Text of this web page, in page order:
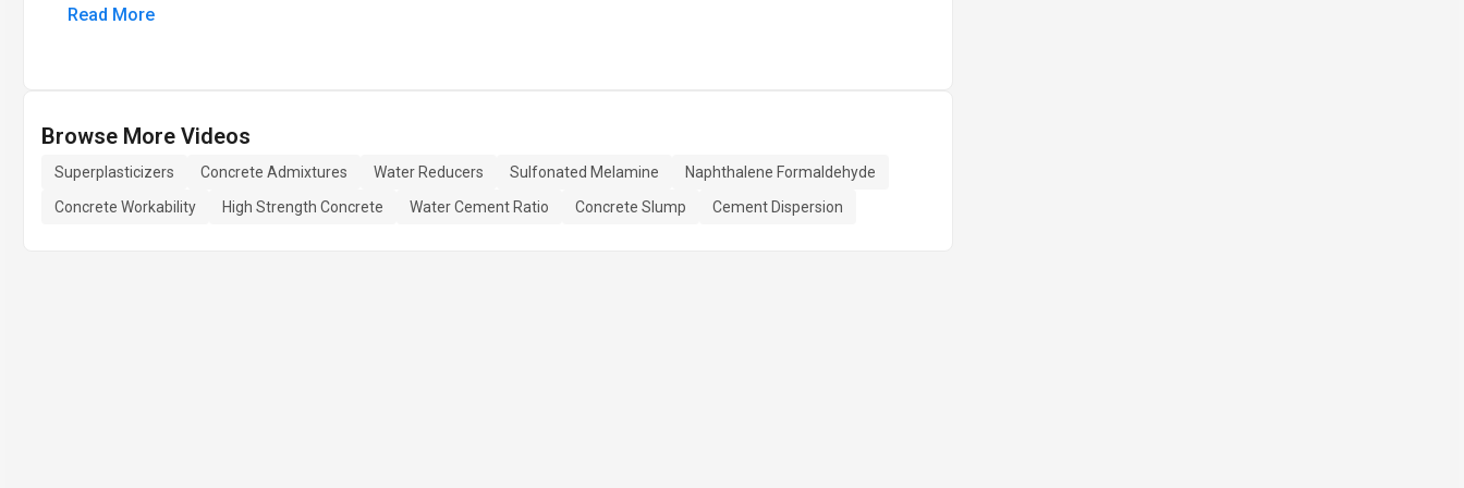
Read More
Browse More Videos
Superplasticizers Concrete Admixtures Water Reducers Sulfonated Melamine
Naphthalene Formaldehyde
Concrete Workability
High Strength Concrete Water Cement Ratio Concrete Slump Cement Dispersion